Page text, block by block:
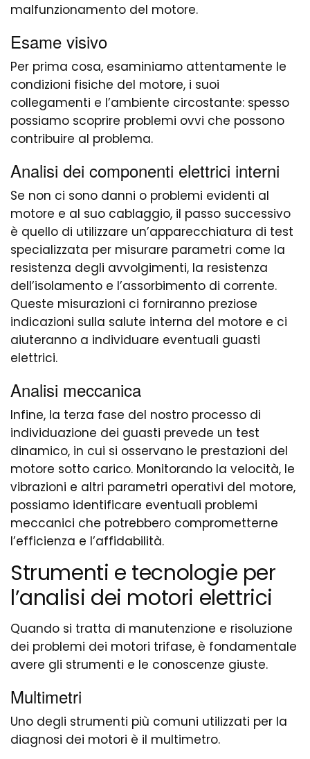
malfunzionamento del motore.
Esame visivo
Per prima cosa, esaminiamo attentamente le
condizioni fisiche del motore, i suoi
collegamenti e l’ambiente circostante: spesso
possiamo scoprire problemi ovvi che possono
contribuire al problema.
Analisi dei componenti elettrici interni
Se non ci sono danni o problemi evidenti al
motore e al suo cablaggio, il passo successivo
è quello di utilizzare un’apparecchiatura di test
specializzata per misurare parametri come la
resistenza degli avvolgimenti, la resistenza
dell’isolamento e l’assorbimento di corrente.
Queste misurazioni ci forniranno preziose
indicazioni sulla salute interna del motore e ci
aiuteranno a individuare eventuali guasti
elettrici.
Analisi meccanica
Infine, la terza fase del nostro processo di
individuazione dei guasti prevede un test
dinamico, in cui si osservano le prestazioni del
motore sotto carico. Monitorando la velocità, le
vibrazioni e altri parametri operativi del motore,
possiamo identificare eventuali problemi
meccanici che potrebbero comprometterne
l’efficienza e l’affidabilità.
Strumenti e tecnologie per
l’analisi dei motori elettrici
Quando si tratta di manutenzione e risoluzione
dei problemi dei motori trifase, è fondamentale
avere gli strumenti e le conoscenze giuste.
Multimetri
Uno degli strumenti più comuni utilizzati per la
diagnosi dei motori è il multimetro.